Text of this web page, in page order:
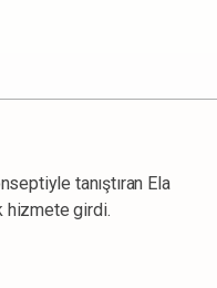
tanıştıran Ela
hizmete girdi.